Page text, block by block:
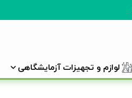
لوازم و تجهیزات آزمایشگاهی